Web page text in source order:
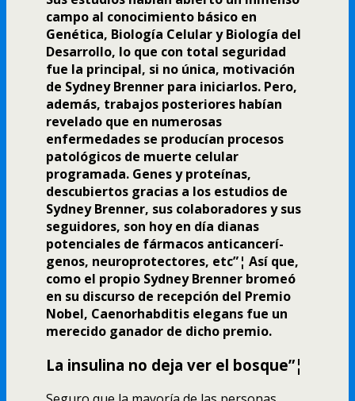
campo al conocimiento básico en
Genética, Biologí­a Celular y Biologí­a del
Desarrollo, lo que con total seguridad
fue la principal, si no única, motivación
de Sydney Brenner para iniciarlos. Pero,
además, trabajos posteriores habí­an
revelado que en numerosas
enfermedades se producí­an procesos
patológicos de muerte celular
programada. Genes y proteí­nas,
descubiertos gracias a los estudios de
Sydney Brenner, sus colaboradores y sus
seguidores, son hoy en dí­a dianas
potenciales de fármacos anticancerí­
genos, neuroprotectores, etc”¦ Así­ que,
como el propio Sydney Brenner bromeó
en su discurso de recepción del Premio
Nobel, Caenorhabditis elegans fue un
merecido ganador de dicho premio.
La insulina no deja ver el bosque”¦